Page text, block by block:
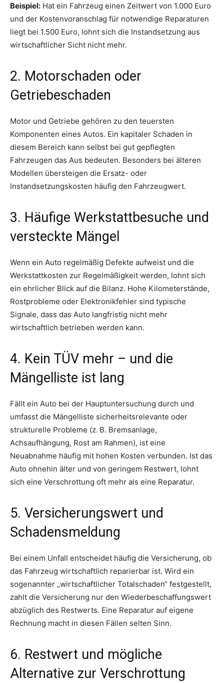
Beispiel: Hat ein Fahrzeug einen Zeitwert von 1.000 Euro
und der Kostenvoranschlag für notwendige Reparaturen
liegt bei 1.500 Euro, lohnt sich die Instandsetzung aus
wirtschaftlicher Sicht nicht mehr.
2. Motorschaden oder
Getriebeschaden
Motor und Getriebe gehören zu den teuersten
Komponenten eines Autos. Ein kapitaler Schaden in
diesem Bereich kann selbst bei gut gepflegten
Fahrzeugen das Aus bedeuten. Besonders bei älteren
Modellen übersteigen die Ersatz- oder
Instandsetzungskosten häufig den Fahrzeugwert.
3. Häufige Werkstattbesuche und
versteckte Mängel
Wenn ein Auto regelmäßig Defekte aufweist und die
Werkstattkosten zur Regelmäßigkeit werden, lohnt sich
ein ehrlicher Blick auf die Bilanz. Hohe Kilometerstände,
Rostprobleme oder Elektronikfehler sind typische
Signale, dass das Auto langfristig nicht mehr
wirtschaftlich betrieben werden kann.
4. Kein TÜV mehr – und die
Mängelliste ist lang
Fällt ein Auto bei der Hauptuntersuchung durch und
umfasst die Mängelliste sicherheitsrelevante oder
strukturelle Probleme (z. B. Bremsanlage,
Achsaufhängung, Rost am Rahmen), ist eine
Neuabnahme häufig mit hohen Kosten verbunden. Ist das
Auto ohnehin älter und von geringem Restwert, lohnt
sich eine Verschrottung oft mehr als eine Reparatur.
5. Versicherungswert und
Schadensmeldung
Bei einem Unfall entscheidet häufig die Versicherung, ob
das Fahrzeug wirtschaftlich reparierbar ist. Wird ein
sogenannter „wirtschaftlicher Totalschaden“ festgestellt,
zahlt die Versicherung nur den Wiederbeschaffungswert
abzüglich des Restwerts. Eine Reparatur auf eigene
Rechnung macht in diesen Fällen selten Sinn.
6. Restwert und mögliche
Alternative zur Verschrottung